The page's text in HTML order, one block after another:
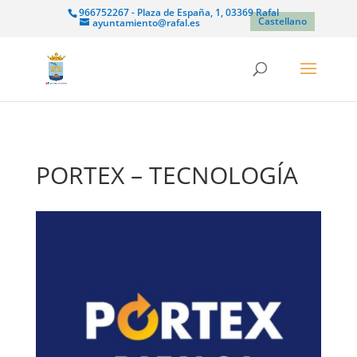
966752267 - Plaza de España, 1, 03369 Rafal
ayuntamiento@rafal.es Castellano
PORTEX – TECNOLOGÍA